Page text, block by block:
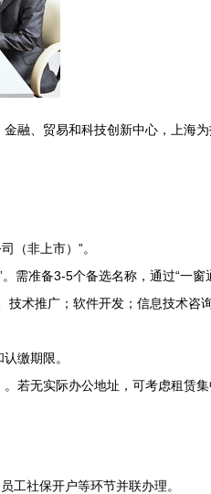
融、贸易和科技创新中心，上海
（非上市）”。
需准备3-5个备选名称，通过“一窗
术推广；软件开发；信息技术咨
缴期限。
若无实际办公地址，可考虑租赁
工社保开户等环节并联办理。